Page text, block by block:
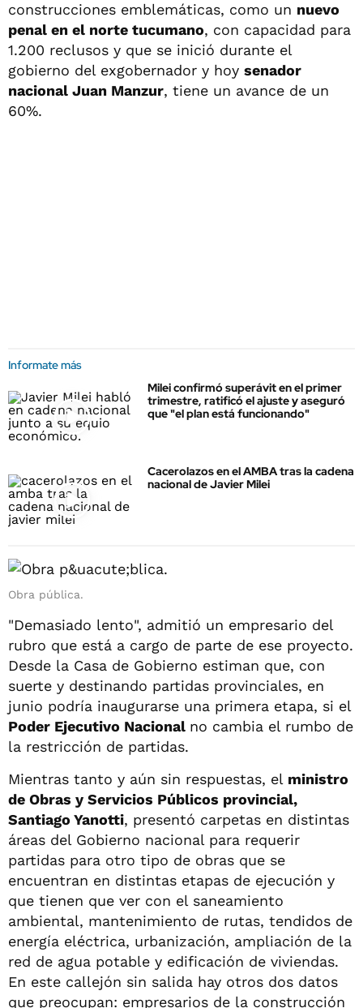
construcciones emblemáticas, como un nuevo
penal en el norte tucumano, con capacidad para
1.200 reclusos y que se inició durante el
gobierno del exgobernador y hoy senador
nacional Juan Manzur, tiene un avance de un
60%.
Informate más
Milei confirmó superávit en el primer
trimestre, ratificó el ajuste y aseguró
que "el plan está funcionando"
Cacerolazos en el AMBA tras la cadena
nacional de Javier Milei
Obra pública.
"Demasiado lento", admitió un empresario del
rubro que está a cargo de parte de ese proyecto.
Desde la Casa de Gobierno estiman que, con
suerte y destinando partidas provinciales, en
junio podría inaugurarse una primera etapa, si el
Poder Ejecutivo Nacional no cambia el rumbo de
la restricción de partidas.
Mientras tanto y aún sin respuestas, el ministro
de Obras y Servicios Públicos provincial,
Santiago Yanotti, presentó carpetas en distintas
áreas del Gobierno nacional para requerir
partidas para otro tipo de obras que se
encuentran en distintas etapas de ejecución y
que tienen que ver con el saneamiento
ambiental, mantenimiento de rutas, tendidos de
energía eléctrica, urbanización, ampliación de la
red de agua potable y edificación de viviendas.
En este callejón sin salida hay otros dos datos
que preocupan: empresarios de la construcción